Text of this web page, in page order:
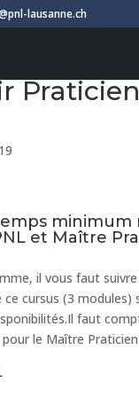
lausanne.ch
temps
et Maître
il vous faut
ce cursus (3
faut
pour le Maître